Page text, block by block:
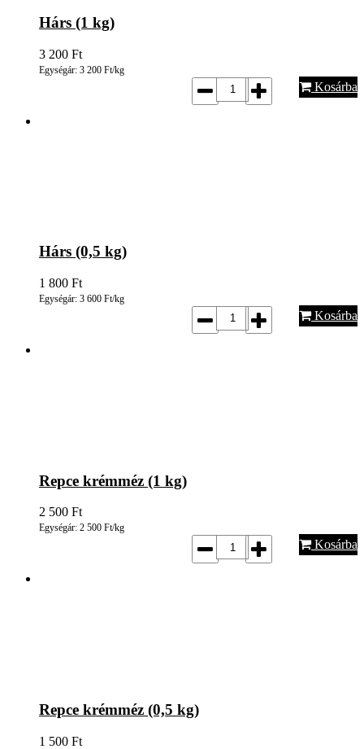
Hárs (1 kg)
3 200 Ft
Egységár: 3 200 Ft/kg
Kosárba
Hárs (0,5 kg)
1 800 Ft
Egységár: 3 600 Ft/kg
Kosárba
Repce krémméz (1 kg)
2 500 Ft
Egységár: 2 500 Ft/kg
Kosárba
Repce krémméz (0,5 kg)
1 500 Ft